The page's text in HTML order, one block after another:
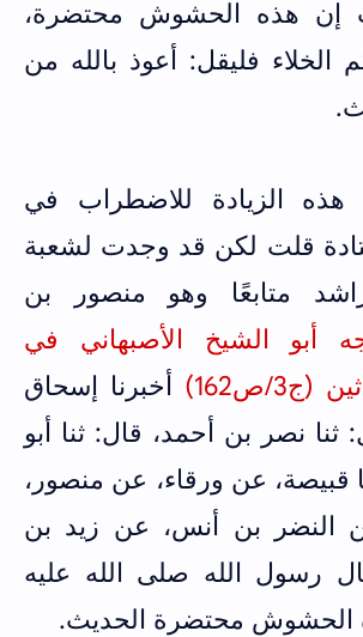
إن هذه الحشوش محتضرة،
الخلاء فليقل: أعوذ بالله من
الزيادة للاضطراب في
قلت لكن قد وجدت لشعبة
متابعًا وهو منصور بن
أبو الشيخ الأصبهاني في
ص162)
أخبرنا إسحاق
نصر بن أحمد، قال: ثنا أبو
قبيصة، عن ورقاء، عن منصور،
النضر بن أنس، عن زيد بن
رسول الله صلى الله عليه
الحشوش محتضرة الحديث.